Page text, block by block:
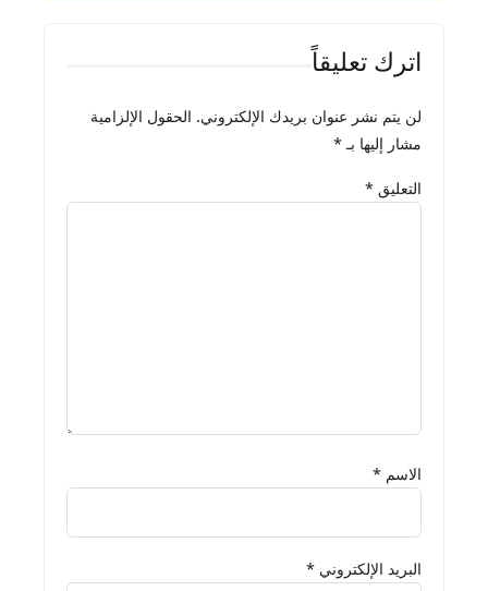
اترك تعليقاً
لن يتم نشر عنوان بريدك الإلكتروني. الحقول الإلزامية
مشار إليها بـ*
التعليق *
الاسم *
البريد الإلكتروني *